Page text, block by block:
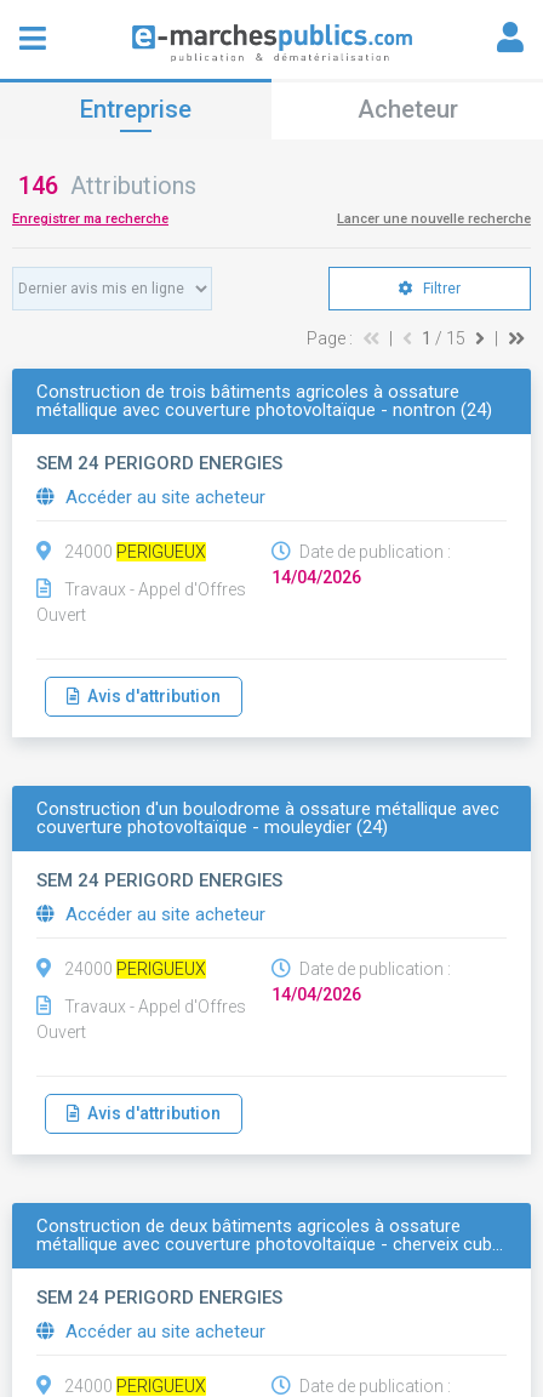
Entreprise Acheteur
146 Attributions
Enregistrer ma recherche Lancer une nouvelle recherche
Filtrer
Page : 1 / 15
Construction de trois bâtiments agricoles à ossature
métallique avec couverture photovoltaïque - nontron (24)
SEM 24 PERIGORD ENERGIES
Accéder au site acheteur
24000 PERIGUEUX
Travaux - Appel d'Offres
Ouvert
Date de publication :
14/04/2026
Avis d'attribution
Construction d'un boulodrome à ossature métallique avec
couverture photovoltaïque - mouleydier (24)
SEM 24 PERIGORD ENERGIES
Accéder au site acheteur
24000 PERIGUEUX
Travaux - Appel d'Offres
Ouvert
Date de publication :
14/04/2026
Avis d'attribution
Construction de deux bâtiments agricoles à ossature
métallique avec couverture photovoltaïque - cherveix cub…
SEM 24 PERIGORD ENERGIES
Accéder au site acheteur
24000 PERIGUEUX
Date de publication :